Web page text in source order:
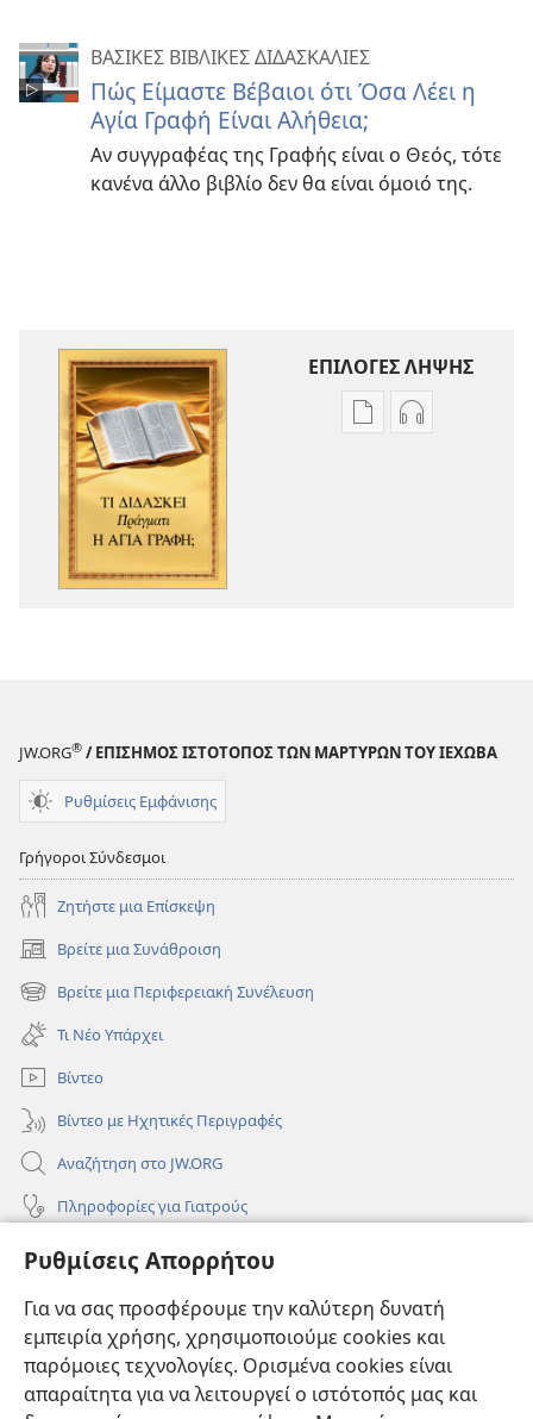
Ρυθμίσεις Απορρήτου
Για να σας προσφέρουμε την καλύτερη δυνατή
εμπειρία χρήσης, χρησιμοποιούμε cookies και
παρόμοιες τεχνολογίες. Ορισμένα cookies είναι
απαραίτητα για να λειτουργεί ο ιστότοπός μας και
ΒΑΣΙΚΕΣ ΒΙΒΛΙΚΕΣ ΔΙΔΑΣΚΑΛΙΕΣ
Πώς Είμαστε Βέβαιοι ότι Όσα Λέει η
Αγία Γραφή Είναι Αλήθεια;
Αν συγγραφέας της Γραφής είναι ο Θεός, τότε
κανένα άλλο βιβλίο δεν θα είναι όμοιό της.
ΕΠΙΛΟΓΕΣ ΛΗΨΗΣ
ΕπιλογέςΕπιλογές
JW.ORG® / ΕΠΙΣΗΜΟΣ ΙΣΤΟΤΟΠΟΣ ΤΩΝ ΜΑΡΤΥΡΩΝ ΤΟΥ ΙΕΧΩΒΑ
Ρυθμίσεις Εμφάνισης
Γρήγοροι Σύνδεσμοι
Ζητήστε μια Επίσκεψη
Βρείτε μια Συνάθροιση
(ανοίγει
νέο
παράθυρο)
Βρείτε μια Περιφερειακή Συνέλευση
(ανοίγει
νέο
παράθυρο)
Τι Νέο Υπάρχει
Βίντεο
Βίντεο με Ηχητικές Περιγραφές
Αναζήτηση στο JW.ORG
Πληροφορίες για Γιατρούς
Πληροφορίες για Επίσημους Φορείς και ΜΜΕ
Συνεισφορές
(ανοίγει
παράθυρο)